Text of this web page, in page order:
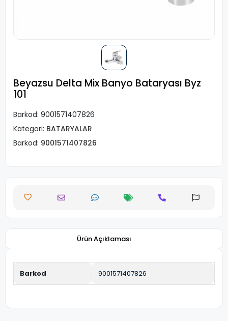
Beyazsu Delta Mix Banyo Bataryası Byz
101
Barkod: 9001571407826
Kategori: BATARYALAR
Barkod: 9001571407826
Ürün Açıklaması
Barkod 9001571407826